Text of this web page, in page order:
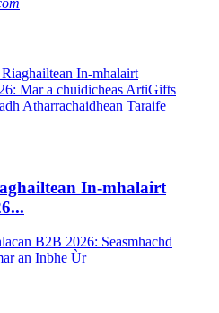
In-mhalairt